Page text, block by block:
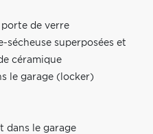
de verre
sécheuse superposées et
céramique
le garage (locker)
dans le garage